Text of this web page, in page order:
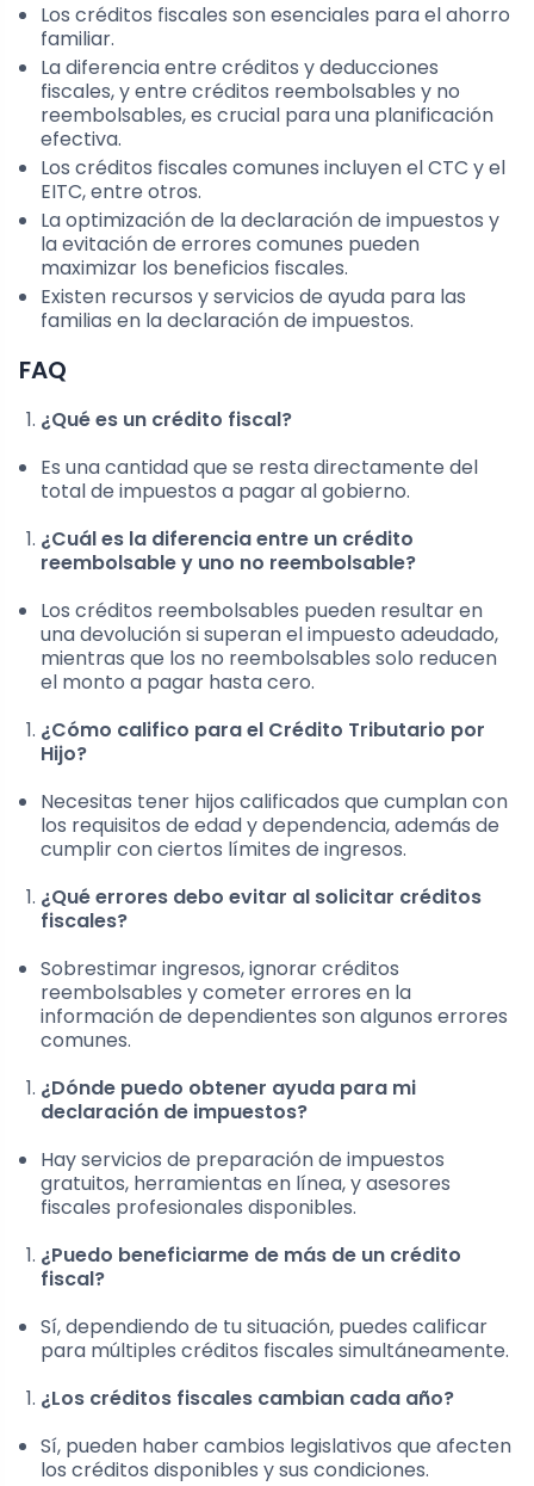
Los créditos fiscales son esenciales para el ahorro
familiar.
La diferencia entre créditos y deducciones
fiscales, y entre créditos reembolsables y no
reembolsables, es crucial para una planificación
efectiva.
Los créditos fiscales comunes incluyen el CTC y el
EITC, entre otros.
La optimización de la declaración de impuestos y
la evitación de errores comunes pueden
maximizar los beneficios fiscales.
Existen recursos y servicios de ayuda para las
familias en la declaración de impuestos.
FAQ
¿Qué es un crédito fiscal?
Es una cantidad que se resta directamente del
total de impuestos a pagar al gobierno.
¿Cuál es la diferencia entre un crédito
reembolsable y uno no reembolsable?
Los créditos reembolsables pueden resultar en
una devolución si superan el impuesto adeudado,
mientras que los no reembolsables solo reducen
el monto a pagar hasta cero.
¿Cómo califico para el Crédito Tributario por
Hijo?
Necesitas tener hijos calificados que cumplan con
los requisitos de edad y dependencia, además de
cumplir con ciertos límites de ingresos.
¿Qué errores debo evitar al solicitar créditos
fiscales?
Sobrestimar ingresos, ignorar créditos
reembolsables y cometer errores en la
información de dependientes son algunos errores
comunes.
¿Dónde puedo obtener ayuda para mi
declaración de impuestos?
Hay servicios de preparación de impuestos
gratuitos, herramientas en línea, y asesores
fiscales profesionales disponibles.
¿Puedo beneficiarme de más de un crédito
fiscal?
Sí, dependiendo de tu situación, puedes calificar
para múltiples créditos fiscales simultáneamente.
¿Los créditos fiscales cambian cada año?
Sí, pueden haber cambios legislativos que afecten
los créditos disponibles y sus condiciones.